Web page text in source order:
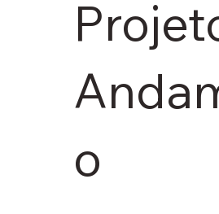
o